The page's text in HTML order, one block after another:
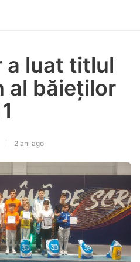
a luat titlul
al băieților
2 ani ago